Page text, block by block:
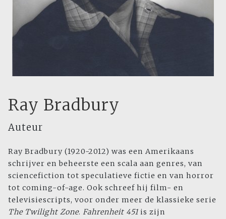
Ray Bradbury
Auteur
Ray Bradbury (1920-2012) was een Amerikaans
schrijver en beheerste een scala aan genres, van
sciencefiction tot speculatieve fictie en van horror
tot coming-of-age. Ook schreef hij film- en
televisiescripts, voor onder meer de klassieke serie
The Twilight Zone. Fahrenheit 451 is zijn